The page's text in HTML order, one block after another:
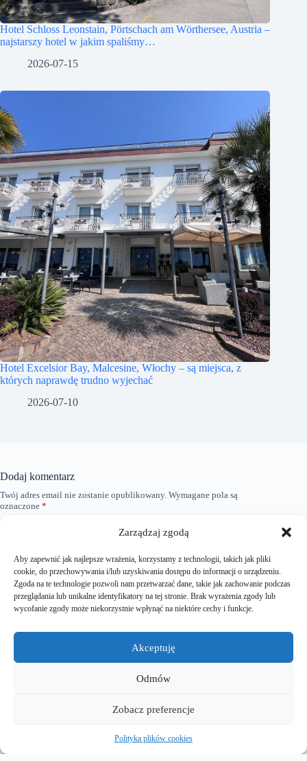
Zarządzaj zgodą
Aby zapewnić jak najlepsze wrażenia, korzystamy z technologii, takich jak pliki
cookie, do przechowywania i/lub uzyskiwania dostępu do informacji o urządzeniu.
Zgoda na te technologie pozwoli nam przetwarzać dane, takie jak zachowanie podczas
przeglądania lub unikalne identyfikatory na tej stronie. Brak wyrażenia zgody lub
wycofanie zgody może niekorzystnie wpłynąć na niektóre cechy i funkcje.
Akceptuję
Odmów
Zobacz preferencje
Polityka plików cookies
Hotel Schloss Leonstain, Pörtschach am Wörthersee, Austria –
najstarszy hotel w jakim spaliśmy…
2026-07-15
Hotel Excelsior Bay, Malcesine, Włochy – są miejsca, z
których naprawdę trudno wyjechać
2026-07-10
Dodaj komentarz
Twój adres email nie zostanie opublikowany. Wymagane pola są
oznaczone *
Adres e-mail*
Witryna internetowa
Dodaj komentarz
A
l